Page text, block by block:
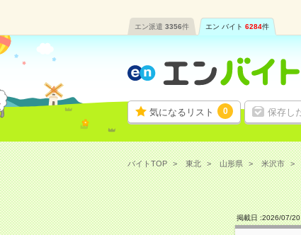
エン派遣 3356件 エン バイト 6284件
気になるリスト 0 保存し
バイトTOP 東北 山形県 米沢市
掲載日 :2026/07/20